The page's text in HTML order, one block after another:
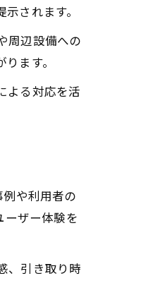
されます。
周辺設備への
ます。
よる対応を活
や利用者の
ーザー体験を
、引き取り時